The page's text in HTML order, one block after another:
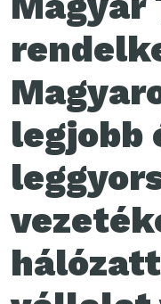
legjobb